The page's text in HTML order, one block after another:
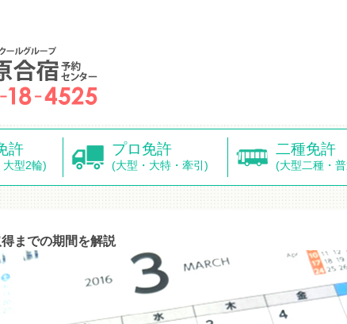
許
型2輪)
プロ免許
(大型・大特・牽引)
二種免許
(大型二種・
までの期間を解説